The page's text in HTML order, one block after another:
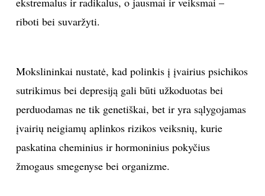
riboti bei suvaržyti.
Mokslininkai nustatė, kad polinkis į įvairius psichikos
sutrikimus bei depresiją gali būti užkoduotas bei
perduodamas ne tik genetiškai, bet ir yra sąlygojamas
įvairių neigiamų aplinkos rizikos veiksnių, kurie
paskatina cheminius ir hormoninius pokyčius
žmogaus smegenyse bei organizme.